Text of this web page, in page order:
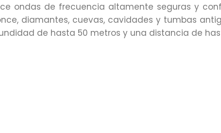
ondas de frecuencia altamente seguras y
diamantes, cuevas, cavidades y tumbas
de hasta 50 metros y una distancia de